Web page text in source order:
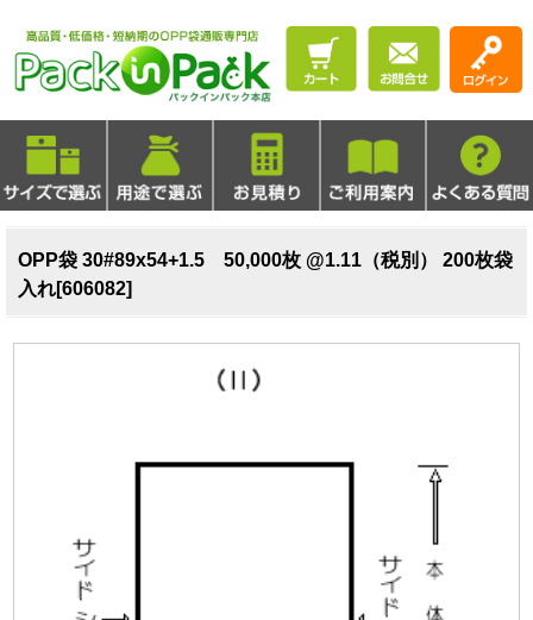
OPP袋 30#89x54+1.5 50,000枚 @1.11（税別） 200枚袋
入れ[606082]